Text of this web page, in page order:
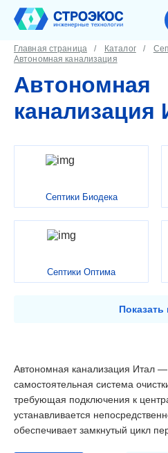
Главная страница Каталог
Автономная канализация
Автономная
канализация
Септики Биодека
Септики Оптима
Показать
Автономная канализация Итал —
самостоятельная система
требующая подключения к
устанавливается
обеспечивает замкнутый цикл